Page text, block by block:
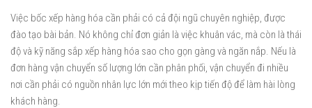
Việc bốc xếp hàng hóa cần phải có cả đội ngũ chuyên nghiệp, được
đào tạo bài bản. Nó không chỉ đơn giản là việc khuân vác, mà còn là thái
độ và kỹ năng sắp xếp hàng hóa sao cho gọn gàng và ngăn nắp. Nếu là
đơn hàng vận chuyển số lượng lớn cần phân phối, vận chuyển đi nhiều
nơi cần phải có nguồn nhân lực lớn mới theo kịp tiến độ để làm hài lòng
khách hàng.